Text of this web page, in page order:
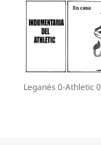
Leganés 0-Athletic